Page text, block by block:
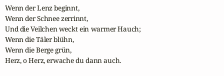
Wenn der Lenz beginnt,
Wenn der Schnee zerrinnt,
Und die Veilchen weckt ein warmer Hauch;
Wenn die Täler blühn,
Wenn die Berge grün,
Herz, o Herz, erwache du dann auch.